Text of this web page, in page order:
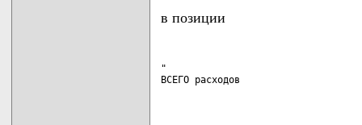
в позиции
"
ВСЕГО расходов